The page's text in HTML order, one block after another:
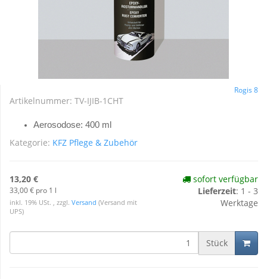
Rogis 8
Artikelnummer: TV-IJIB-1CHT
Aerosodose: 400 ml
Kategorie: KFZ Pflege & Zubehör
13,20 €
33,00 € pro 1 l
inkl. 19% USt. , zzgl. Versand (Versand mit
UPS)
sofort verfügbar
Lieferzeit: 1 - 3
Werktage
Stück